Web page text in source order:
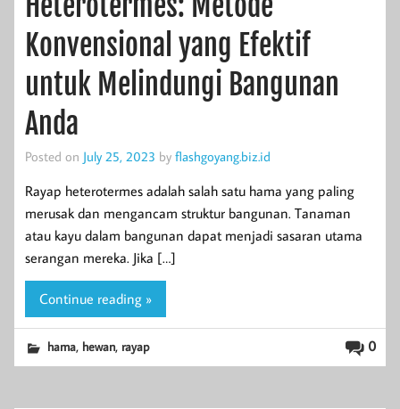
Konvensional yang Efektif
untuk Melindungi Bangunan
Anda
Posted on July 25, 2023 by flashgoyang.biz.id
Rayap heterotermes adalah salah satu hama yang paling
merusak dan mengancam struktur bangunan. Tanaman
atau kayu dalam bangunan dapat menjadi sasaran utama
serangan mereka. Jika […]
Continue reading »
0
hama, hewan, rayap